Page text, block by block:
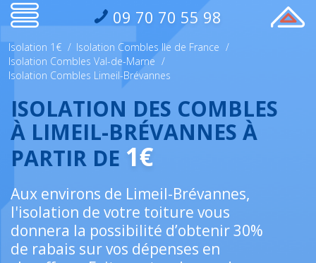
09 70 70 55 98
Isolation 1€ / Isolation Combles Ile de France /
Isolation Combles Val-de-Marne /
Isolation Combles Limeil-Brévannes
ISOLATION DES COMBLES
À LIMEIL-BRÉVANNES À
PARTIR DE 1€
Aux environs de Limeil-Brévannes,
l'isolation de votre toiture vous
donnera la possibilité d’obtenir 30%
de rabais sur vos dépenses en